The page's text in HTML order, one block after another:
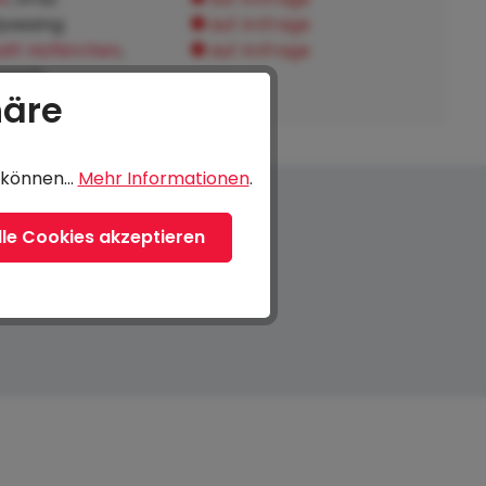
auf Anfrage
Hofkirchen
auf Anfrage
Mehr Informationen.
Cookies akzeptieren